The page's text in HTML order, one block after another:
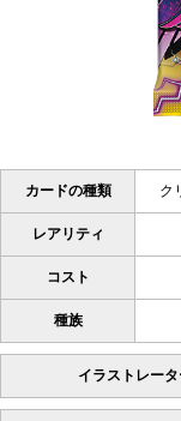
カードの種類 ク
レアリティ
コスト
種族
イラストレータ